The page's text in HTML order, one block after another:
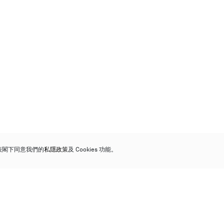
下同意我們的私隱政策及 Cookies 功能。